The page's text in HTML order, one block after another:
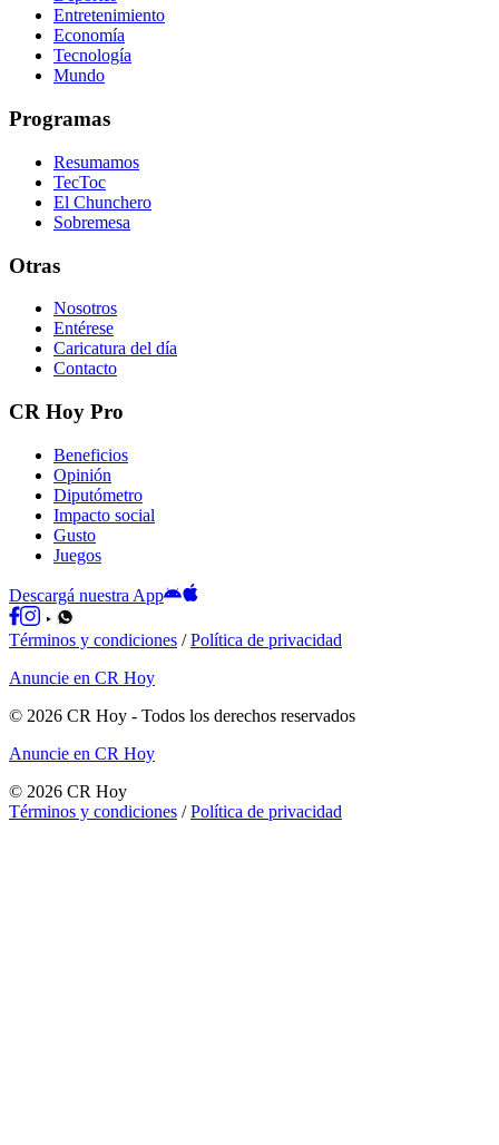
Entretenimiento
Economía
Tecnología
Mundo
Programas
Resumamos
TecToc
El Chunchero
Sobremesa
Otras
Nosotros
Entérese
Caricatura del día
Contacto
CR Hoy Pro
Beneficios
Opinión
Diputómetro
Impacto social
Gusto
Juegos
Descargá nuestra App
Términos y condiciones /Política de privacidad
Anuncie en CR Hoy
© 2026 CR Hoy - Todos los derechos reservados
Anuncie en CR Hoy
© 2026 CR Hoy
Términos y condiciones /Política de privacidad